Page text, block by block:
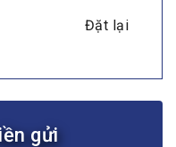
Đặt lại
gửi